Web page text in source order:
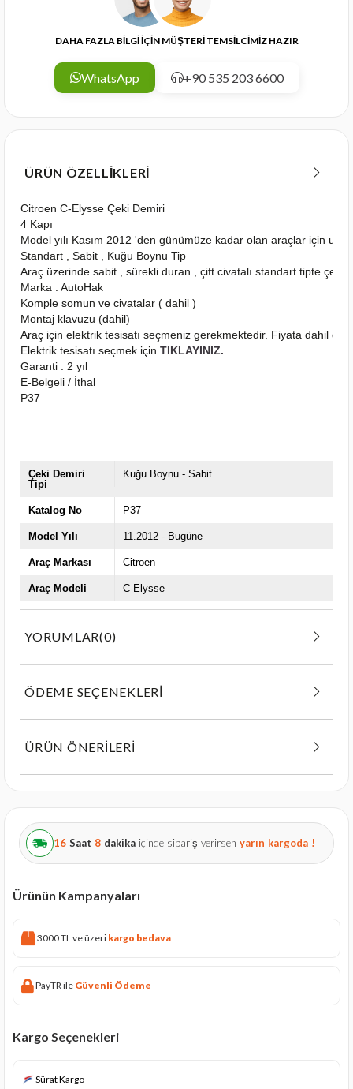
DAHA FAZLA BİLGİ İÇİN MÜŞTERİ TEMSİLCİMİZ HAZIR
WhatsApp +90 535 203 6600
ÜRÜN ÖZELLIKLERI
Citroen C-Elysse Çeki Demiri
4 Kapı
Model yılı Kasım 2012 'den günümüze kadar olan araçlar için
Standart , Sabit , Kuğu Boynu Tip
Araç üzerinde sabit , sürekli duran , çift civatalı standart tipte çeki
Marka : AutoHak
Komple somun ve civatalar ( dahil )
Montaj klavuzu (dahil)
Araç için elektrik tesisatı seçmeniz gerekmektedir. Fiyata dahil
Elektrik tesisatı seçmek için TIKLAYINIZ.
Garanti : 2 yıl
E-Belgeli / İthal
P37
Çeki Demiri
Tipi
Kuğu Boynu - Sabit
Katalog No P37
Model Yılı 11.2012 - Bugüne
Araç Markası Citroen
Araç Modeli C-Elysse
YORUMLAR(0)
ÖDEME SEÇENEKLERI
ÜRÜN ÖNERILERI
16 Saat 8 dakika içinde sipariş verirsen yarın kargoda !
Ürünün Kampanyaları
3000 TL ve üzeri kargo bedava
PayTR ile Güvenli Ödeme
Kargo Seçenekleri
Sürat Kargo